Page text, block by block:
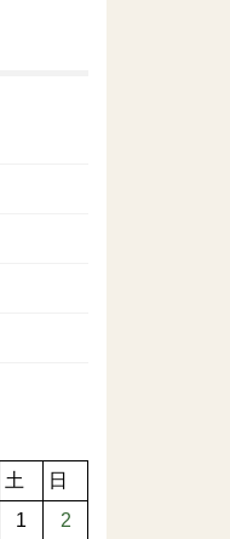
土
日
1
2